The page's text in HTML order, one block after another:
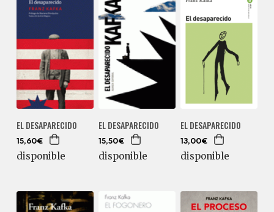
EL DESAPARECIDO
15,60€
disponible
EL DESAPARECIDO
15,50€
disponible
EL DESAPARECIDO
13,00€
disponible